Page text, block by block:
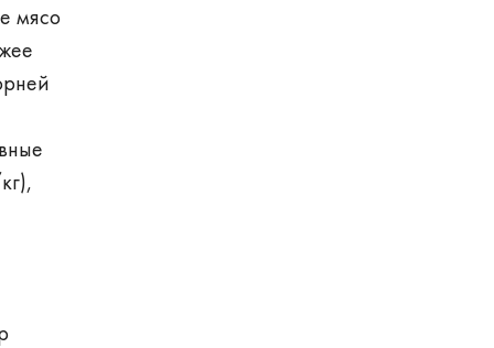
мясо